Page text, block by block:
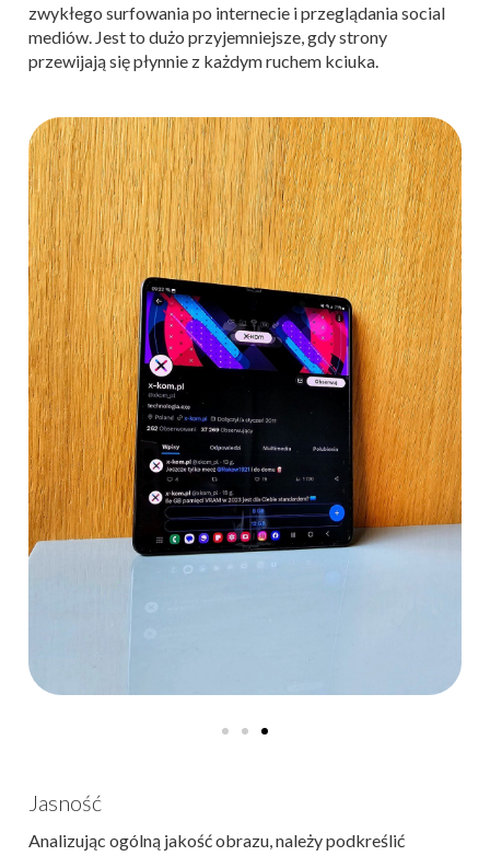
zwykłego surfowania po internecie i przeglądania social
mediów. Jest to dużo przyjemniejsze, gdy strony
przewijają się płynnie z każdym ruchem kciuka.
Jasność
Analizując ogólną jakość obrazu, należy podkreślić